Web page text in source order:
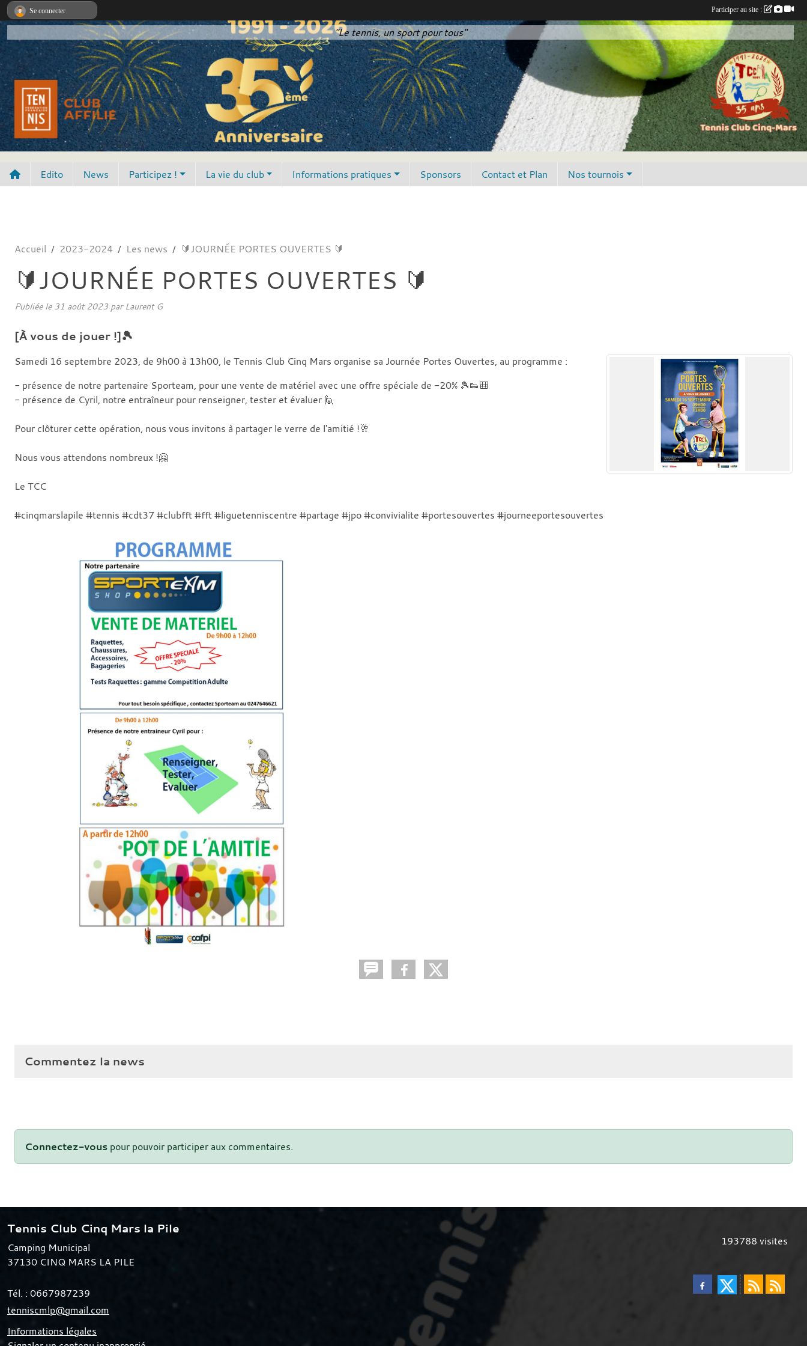
"Le tennis, un sport pour tous"
Edito News Participez ! La vie du club Informations pratiques Sponsors Contact et Plan Nos tournois
Accueil 2023-2024 Les news 🔰JOURNÉE PORTES OUVERTES 🔰
🔰JOURNÉE PORTES OUVERTES 🔰
Publiée le 31 août 2023par Laurent G
[À vous de jouer !]🎾
Samedi 16 septembre 2023, de 9h00 à 13h00, le Tennis Club Cinq Mars organise sa Journée Portes Ouvertes, au programme :
- présence de notre partenaire Sporteam, pour une vente de matériel avec une offre spéciale de -20% 🎾👟🎒
- présence de Cyril, notre entraîneur pour renseigner, tester et évaluer 🙋
Pour clôturer cette opération, nous vous invitons à partager le verre de l'amitié !🥂
Nous vous attendons nombreux !🤗
Le TCC
#cinqmarslapile #tennis #cdt37 #clubfft #fft #liguetenniscentre #partage #jpo #convivialite #portesouvertes #journeeportesouvertes
Commentez la news
Connectez-vous pour pouvoir participer aux commentaires.
Tennis Club Cinq Mars la Pile
Camping Municipal
37130 CINQ MARS LA PILE
Tél. : 0667987239
tenniscmlp@gmail.com
Informations légales
193788 visites
Se connecter Participer au site :
Panneau de gestion des cookies